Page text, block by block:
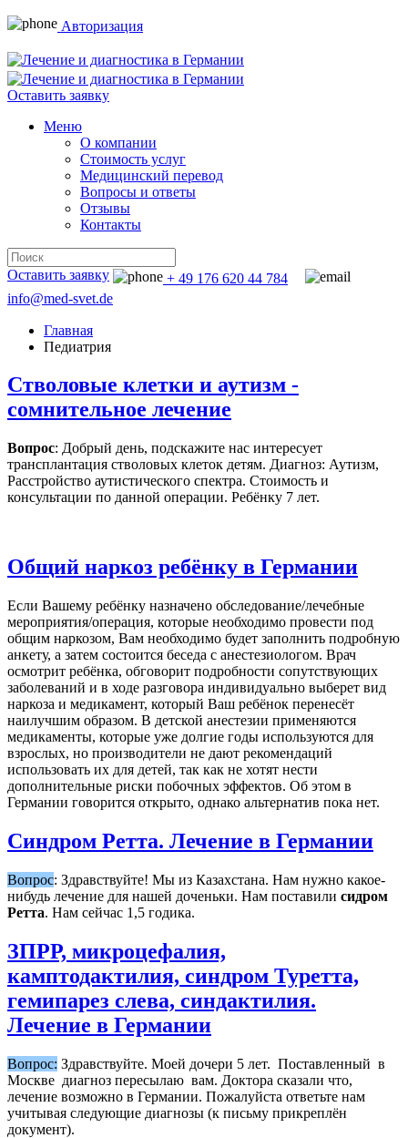
Авторизация
Оставить заявку
Меню
О компании
Стоимость услуг
Медицинский перевод
Вопросы и ответы
Отзывы
Контакты
Оставить заявку
+ 49 176 620 44 784
info@med-svet.de
Главная
Педиатрия
Стволовые клетки и аутизм -
сомнительное лечение
Вопрос: Добрый день, подскажите нас интересует
трансплантация стволовых клеток детям. Диагноз: Аутизм,
Расстройство аутистического спектра. Стоимость и
консультации по данной операции. Ребёнку 7 лет.
Общий наркоз ребёнку в Германии
Если Вашему ребёнку назначено обследование/лечебные
мероприятия/операция, которые необходимо провести под
общим наркозом, Вам необходимо будет заполнить подробную
анкету, а затем состоится беседа с анестезиологом. Врач
осмотрит ребёнка, обговорит подробности сопутствующих
заболеваний и в ходе разговора индивидуально выберет вид
наркоза и медикамент, который Ваш ребёнок перенесёт
наилучшим образом. В детской анестезии применяются
медикаменты, которые уже долгие годы используются для
взрослых, но производители не дают рекомендаций
использовать их для детей, так как не хотят нести
дополнительные риски побочных эффектов. Об этом в
Германии говорится открыто, однако альтернатив пока нет.
Синдром Ретта. Лечение в Германии
Вопрос: Здравствуйте! Мы из Казахстана. Нам нужно какое-
нибудь лечение для нашей доченьки. Нам поставили сидром
Ретта. Нам сейчас 1,5 годика.
ЗПРР, микроцефалия,
камптодактилия, синдром Туретта,
гемипарез слева, синдактилия.
Лечение в Германии
Вопрос: Здравствуйте. Моей дочери 5 лет. Поставленный в
Москве диагноз пересылаю вам. Доктора сказали что,
лечение возможно в Германии. Пожалуйста ответьте нам
учитывая следующие диагнозы (к письму прикреплён
документ).